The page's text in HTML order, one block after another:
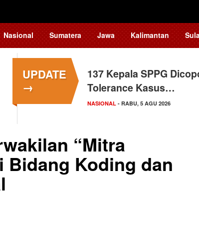
Nasional Sumatera Jawa Kalimantan
UPDATE
→
137 Kepala SPPG
Tolerance Kasus…
NASIONAL - RABU, 5 AGU 2026
“Mitra
Bidang Koding dan